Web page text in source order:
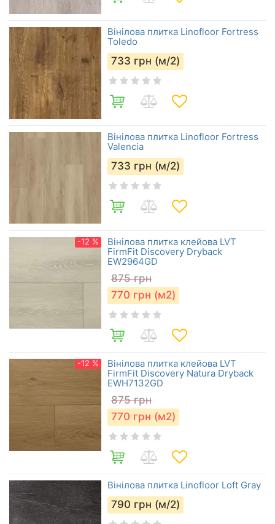
Вінілова плитка Linofloor Fortress
Toledo
733 грн (м/2)
Вінілова плитка Linofloor Fortress
Valencia
733 грн (м/2)
-12 %
Вінілова плитка клейова LVT
FirmFit Discovery Dryback
EW2964GD
875 грн
770 грн (м2)
-12 %
Вінілова плитка клейова LVT
FirmFit Discovery Natura Dryback
EWH7132GD
875 грн
770 грн (м2)
Вінілова плитка Linofloor Loft Gray
790 грн (м/2)